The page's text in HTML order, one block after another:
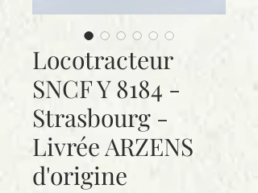
Locotracteur
SNCF Y 8184 -
Strasbourg -
Livrée ARZENS
d'origine